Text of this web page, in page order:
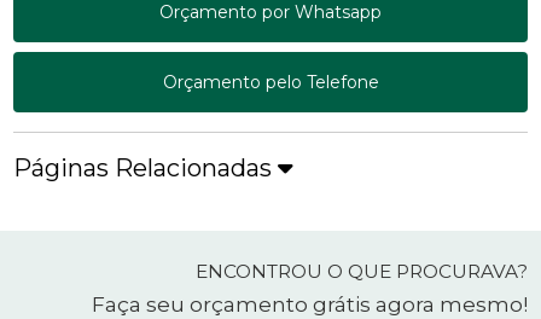
Orçamento por Whatsapp
Orçamento pelo Telefone
Páginas Relacionadas
ENCONTROU O QUE PROCURAVA?
Faça seu orçamento grátis agora mesmo!